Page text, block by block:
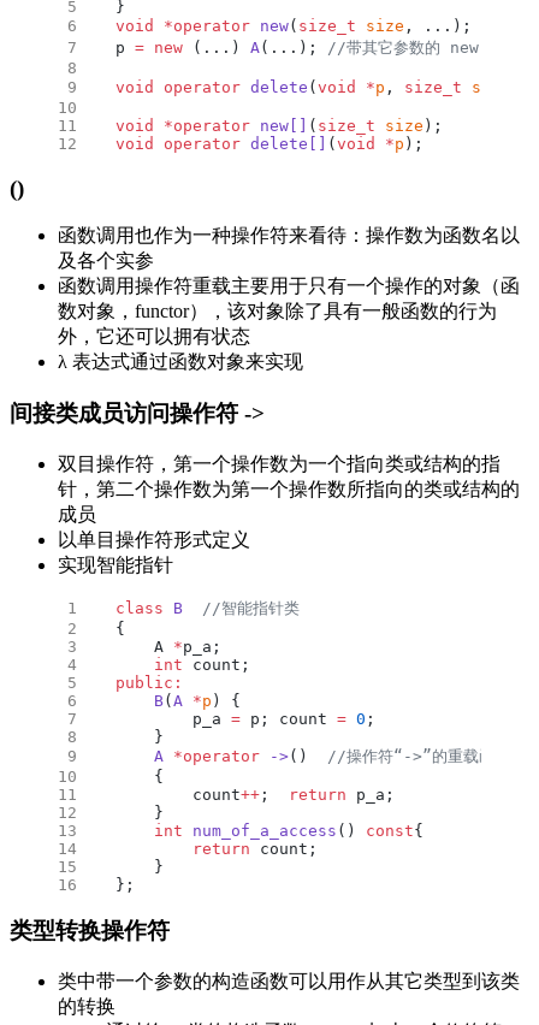
}
void
*operator new( size_t size , ...);
p = new (...) A (...); //带其它参数的 new 构造方
void operator delete ( void *p , size_t size
void *operator new[] ( size_t size );
void
operator delete[] ( void *p );
()
函数调用也作为一种操作符来看待：操作数为函数名以
及各个实参
函数调用操作符重载主要用于只有一个操作的对象（函
数对象，functor），该对象除了具有一般函数的行为
外，它还可以拥有状态
λ 表达式通过函数对象来实现
间接类成员访问操作符 ->
双目操作符，第一个操作数为一个指向类或结构的指
针，第二个操作数为第一个操作数所指向的类或结构的
成员
以单目操作符形式定义
实现智能指针
class B
  //智能指针类
{
    A
*p_a;
    int
count;
public:
    B
(A *p ) {
        p_a
= p; count = 0 ;
    }
    A
*operator ->()
  //操作符“->”的重载函数
    {
        count
++ ; return p_a;
    }
    int
num_of_a_access () const{
        return
count;
    }
};
类型转换操作符
类中带一个参数的构造函数可以用作从其它类型到该类
的转换